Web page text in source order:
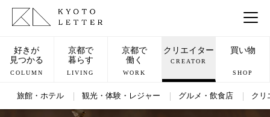
好きが
見つかる
COLUMN
京都で
暮らす
LIVING
京都で
働く
WORK
クリエイター
CREATOR
買い物
SHOP
旅館・ホテル 観光・体験・レジャー グルメ・飲食店 クリ